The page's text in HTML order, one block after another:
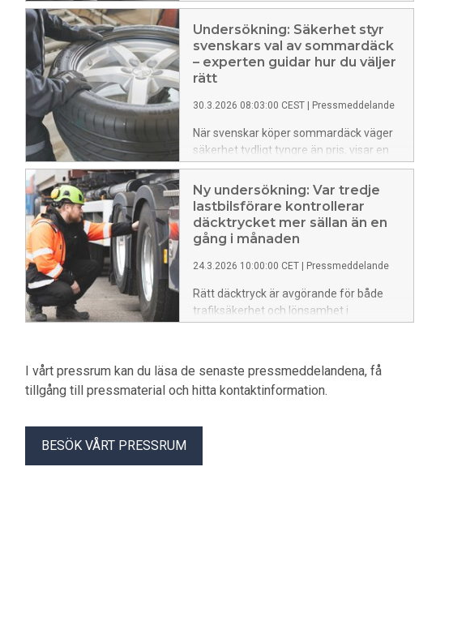
kupéfiltret sitter kvar för länge, vilket kan
försämra luftflödet, släppa in mer pollen
och andra partiklar i kupén och i vissa fall
orsaka dålig lukt.
Undersökning: Säkerhet styr
svenskars val av sommardäck
– experten guidar hur du väljer
rätt
30.3.2026 08:03:00 CEST Pressmeddelande
När svenskar köper sommardäck väger
säkerhet tydligt tyngre än pris, visar en
ny undersökning från Vianor. Här delar
däckexperten Tomas Jansson,
produktchef på Vianor med sig av sina
bästa tips för hur du väljer rätt
sommardäck.
Ny undersökning: Var tredje
lastbilsförare kontrollerar
däcktrycket mer sällan än en
gång i månaden
24.3.2026 10:00:00 CET Pressmeddelande
Rätt däcktryck är avgörande för både
trafiksäkerhet och lönsamhet i
bilservicekedjan Vianor, där förare av
tunga fordon svarat på hur ofta de
Resultaten pekar också på att många
säkerhetskontroller.
I vårt pressrum kan du läsa de senaste pressmeddelandena, få
tillgång till pressmaterial och hitta kontaktinformation.
BESÖK VÅRT PRESSRUM